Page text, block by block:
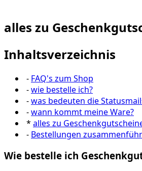
alles zu
Inhaltsverzeichnis
- FAQ's zum Shop
-wie bestelle ich?
-was bedeuten die
-wann kommt meine Ware?
* alles zu
- Bestellungen
Wie bestelle ich